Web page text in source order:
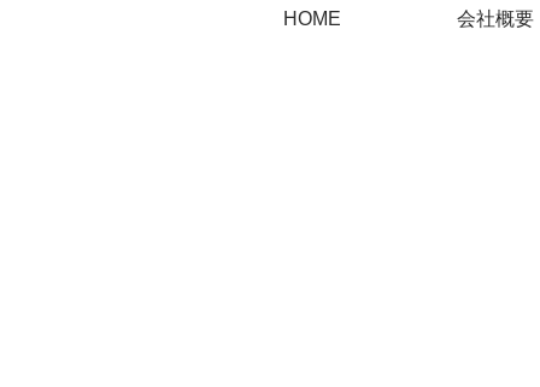
HOME 会社概要